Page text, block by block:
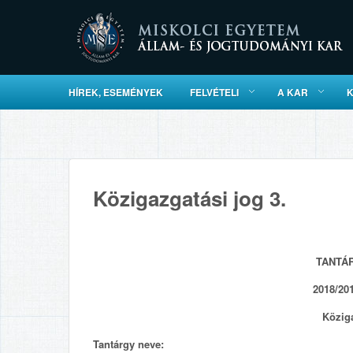
HÍREK, ESEMÉNYEK FELVÉTELI A KAR
Közigazgatási jog 3.
2018/
Tantárgy neve: